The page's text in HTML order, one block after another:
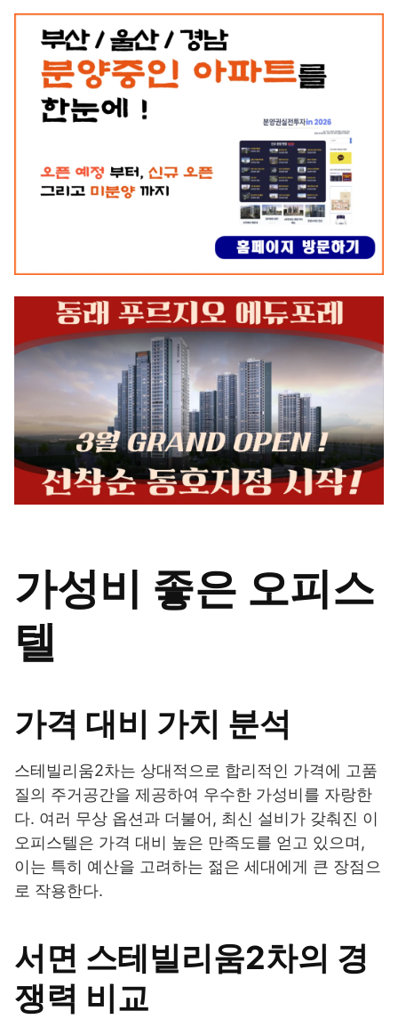
가성비 좋은 오피스
텔
가격 대비 가치 분석
스테빌리움2차는 상대적으로 합리적인 가격에 고품
질의 주거공간을 제공하여 우수한 가성비를 자랑한
다. 여러 무상 옵션과 더불어, 최신 설비가 갖춰진 이
오피스텔은 가격 대비 높은 만족도를 얻고 있으며,
이는 특히 예산을 고려하는 젊은 세대에게 큰 장점으
로 작용한다.
서면 스테빌리움2차의 경
쟁력 비교